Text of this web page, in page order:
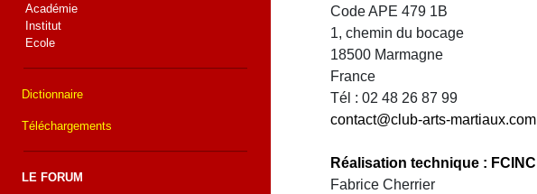
Académie
Institut
Ecole
Dictionnaire
Téléchargements
LE FORUM
Code APE 479 1B
1, chemin du bocage
18500 Marmagne
France
Tél : 02 48 26 87 99
contact@club-arts-martiaux.com
Réalisation technique : FCINC
Fabrice Cherrier